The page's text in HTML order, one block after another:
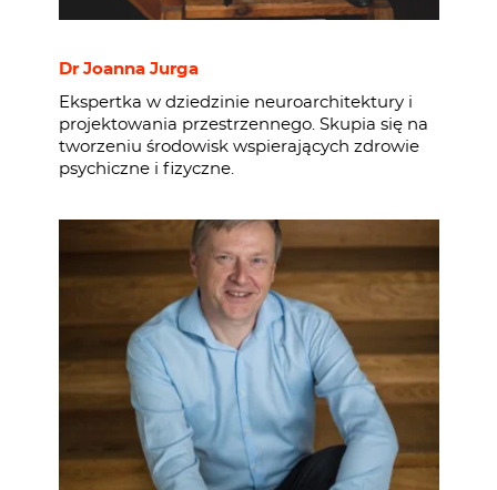
Dr Joanna Jurga
Ekspertka w dziedzinie neuroarchitektury i
projektowania przestrzennego. Skupia się na
tworzeniu środowisk wspierających zdrowie
psychiczne i fizyczne.